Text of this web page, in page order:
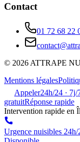
Contact
01 72 68 22
© 2026ATTRAPE
Mentions légales
Appeler24h/24 · 7j/
gratuitRéponse rapide
Intervention rapide en
Urgence nuisibles 24h/